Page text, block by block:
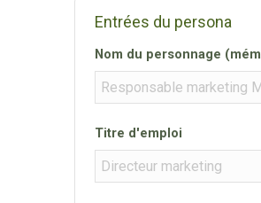
Entrées du persona
Nom du personnage
Titre d'emploi